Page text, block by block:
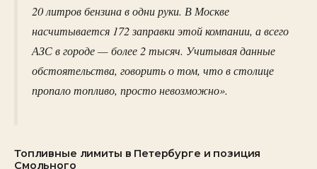
20 литров бензина в одни руки. В Москве
насчитывается 172 заправки этой компании, а всего
АЗС в городе — более 2 тысяч. Учитывая данные
обстоятельства, говорить о том, что в столице
пропало топливо, просто невозможно».
Топливные лимиты в Петербурге и позиция
Смольного